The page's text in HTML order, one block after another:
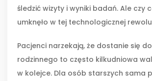
śledzić wizyty i wyniki badań. Ale czy
umknęło w tej technologicznej
Pacjenci narzekają, że dostanie się
rodzinnego to często kilkudniowa
w kolejce. Dla osób starszych sama